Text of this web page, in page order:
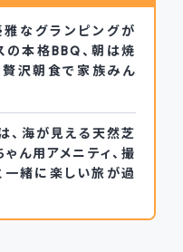
なグランピングが
の本格BBQ、朝は焼
沢朝食で家族みん
、海が見える天然芝
ん用アメニティ、撮
一緒に楽しい旅が過